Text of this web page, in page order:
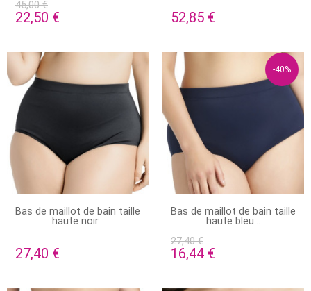
45,00 €
22,50 € 52,85 €
STOCK ÉPUISÉ
Bas de maillot de bain taille
haute noir...
27,40 €
-40%
STOCK ÉPUISÉ
Bas de maillot de bain taille
haute bleu...
27,40 €
16,44 €